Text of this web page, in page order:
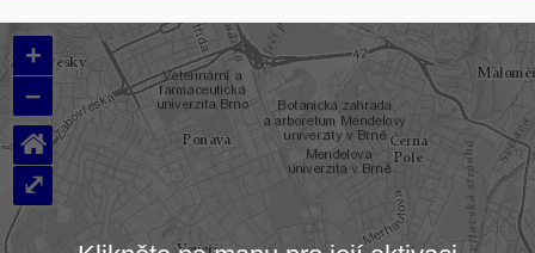
+
–
⌂
⤢